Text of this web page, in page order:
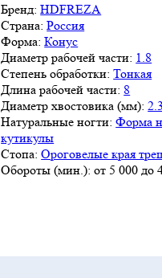
Бренд: HDFREZA
Страна: Россия
Форма: Конус
Диаметр рабочей части: 1.8
Степень обработки: Тонкая
Длина рабочей части: 8
Диаметр хвостовика (мм):
Натуральные ногти: Форма
кутикулы
Стопа: Ороговелые края
Обороты (мин.): от 5 000 до